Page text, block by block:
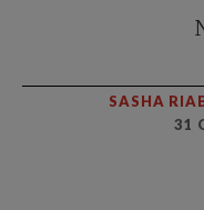
SASHA
31